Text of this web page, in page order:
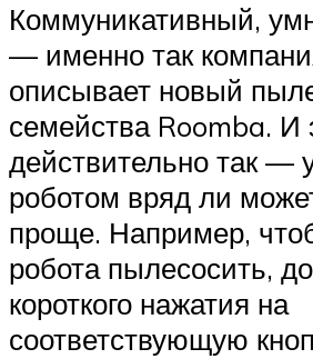
Коммуникативный,
— именно так
описывает новый
семейства Roomba. И
действительно так —
роботом вряд ли
проще. Например,
робота пылесосить,
короткого нажатия на
соответствующую